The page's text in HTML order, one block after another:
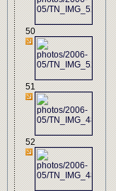
50
51
52